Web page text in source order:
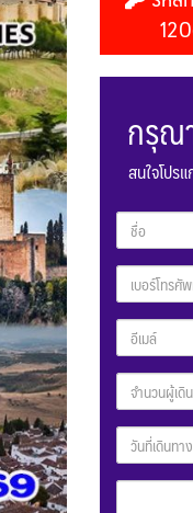
กรุณ
สนใจโปร